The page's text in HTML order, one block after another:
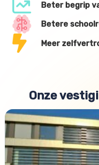
Beter begrip
Betere
Meer
Onze